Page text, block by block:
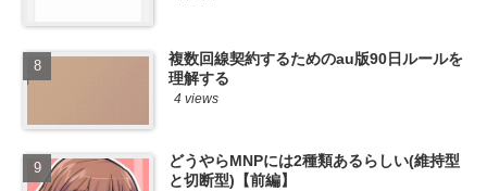
複数回線契約するためのau版90日ルールを
理解する
4 views
どうやらMNPには2種類あるらしい(維持型
と切断型)【前編】